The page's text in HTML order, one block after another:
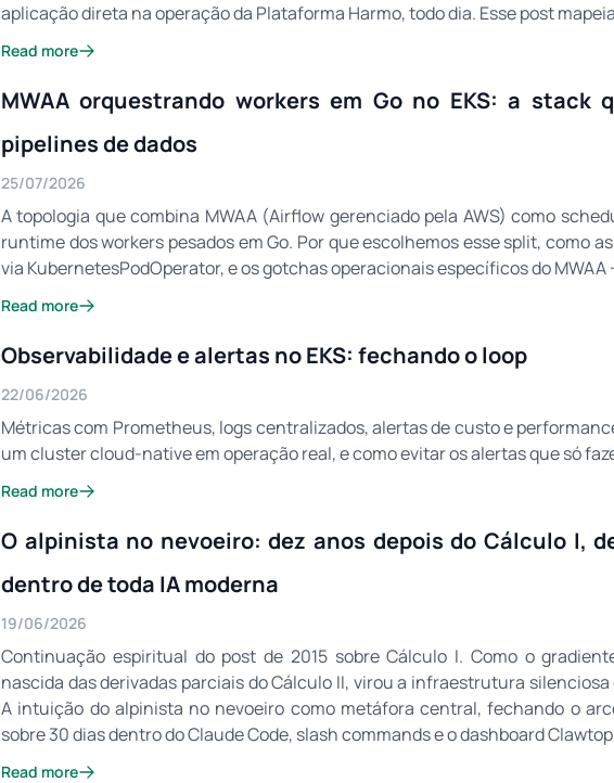
aplicação direta na operação da Plataforma Harmo, todo dia. Esse post
Read more
MWAA orquestrando workers em Go no EKS: a stack
pipelines de dados
25/07/2026
A topologia que combina MWAA (Airflow gerenciado pela AWS) como
runtime dos workers pesados em Go. Por que escolhemos esse split, como
via KubernetesPodOperator, e os gotchas operacionais específicos do MWAA
Read more
Observabilidade e alertas no EKS: fechando o loop
22/06/2026
Métricas com Prometheus, logs centralizados, alertas de custo e
um cluster cloud-native em operação real, e como evitar os alertas que só
Read more
O alpinista no nevoeiro: dez anos depois do Cálculo I,
dentro de toda IA moderna
19/06/2026
Continuação espiritual do post de 2015 sobre Cálculo I. Como o
nascida das derivadas parciais do Cálculo II, virou a infraestrutura
A intuição do alpinista no nevoeiro como metáfora central, fechando o
sobre 30 dias dentro do Claude Code, slash commands e o dashboard
Read more